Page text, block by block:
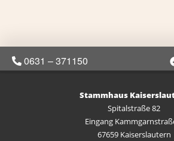
0631 – 371150
Stammhaus
Spitalstraße 82
Eingang
67659 Kaiserslautern